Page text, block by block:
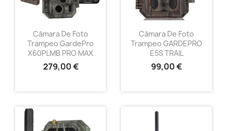
Cámara De Foto
Trampeo GardePro
X60PLMB PRO MAX
279,00 €
Cámara De Foto
Trampeo GARDEPRO
E5S TRAIL
99,00 €